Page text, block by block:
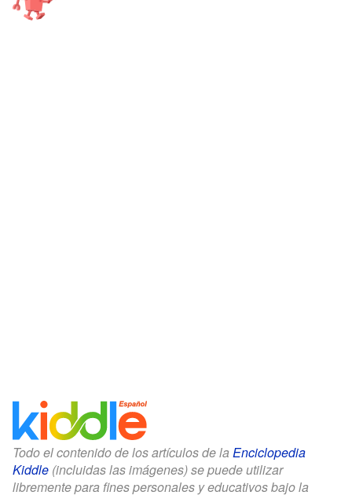
Todo el contenido de los artículos de la Enciclopedia
Kiddle (incluidas las imágenes) se puede utilizar
libremente para fines personales y educativos bajo la